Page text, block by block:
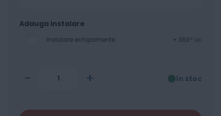
Adauga instalare
Instalare echipamente + 363 Lei
- + în stoc